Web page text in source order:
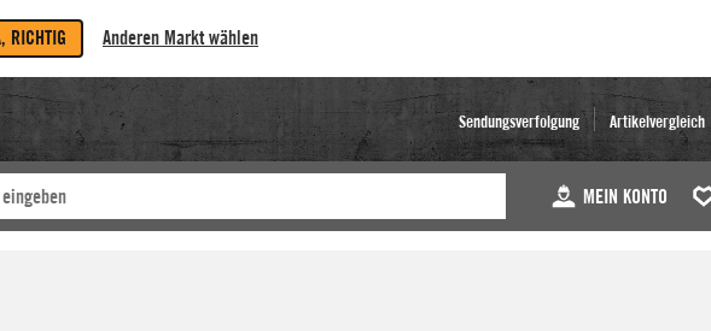
RICHTIG Anderen Markt wählen
Sendungsverfolgung Artikelvergleich
MEIN KONTO